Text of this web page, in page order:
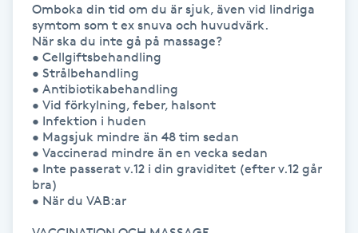
Hälsprickor
Idrottsmassage
IPL hårborttagning
IR-massage
Omboka din tid om du är sjuk, även vid lindriga
symtom som t ex snuva och huvudvärk.
När ska du inte gå på massage?
• Cellgiftsbehandling
• Strålbehandling
• Antibiotikabehandling
• Vid förkylning, feber, halsont
• Infektion i huden
• Magsjuk mindre än 48 tim sedan
• Vaccinerad mindre än en vecka sedan
• Inte passerat v.12 i din graviditet (efter v.12 går
bra)
• När du VAB:ar